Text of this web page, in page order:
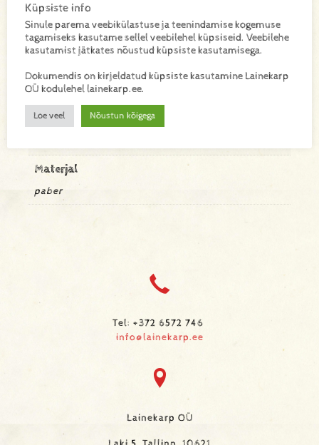
Lisainfo
1,56 kg
Mõõtmed
Materjal
paber
Küpsiste info
Sinule parema veebikülastuse ja teenindamise kogemuse
tagamiseks kasutame sellel veebilehel küpsiseid. Veebilehe
kasutamist jätkates nõustud küpsiste kasutamisega.
Dokumendis on kirjeldatud küpsiste kasutamine Lainekarp
OÜ kodulehel lainekarp.ee.
Loe veel Nõustun kõigega
Tel: +372 6572 746
info@lainekarp.ee
Lainekarp OÜ